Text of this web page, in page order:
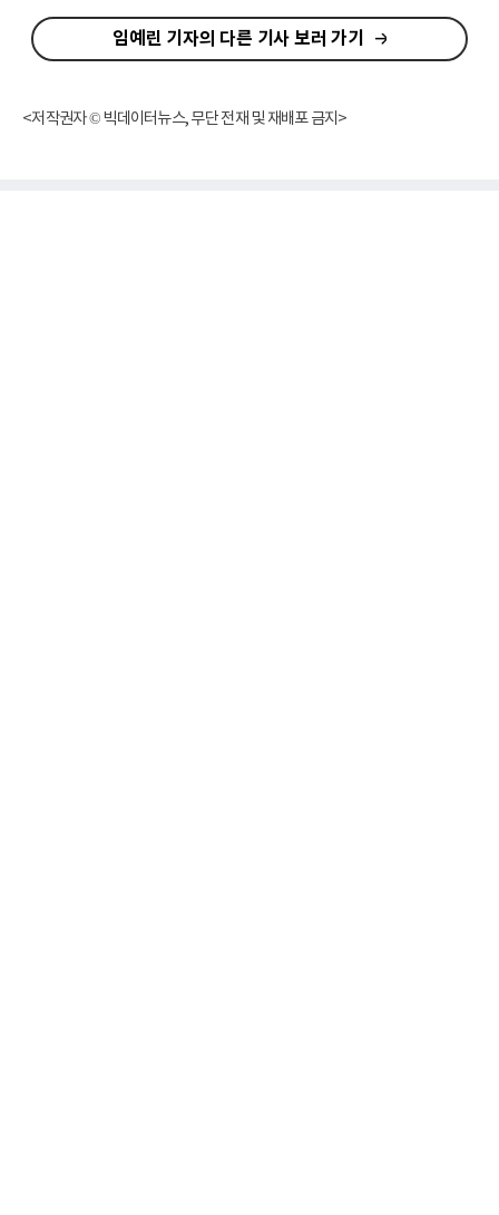
임예린 기자의 다른 기사 보러 가기
<저작권자 © 빅데이터뉴스, 무단 전재 및 재배포 금지>